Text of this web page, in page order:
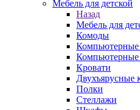
Мебель для детской
Назад
Мебель для
Комоды
Компьютерные
Компьютерные
Кровати
Двухъярусные
Полки
Стеллажи